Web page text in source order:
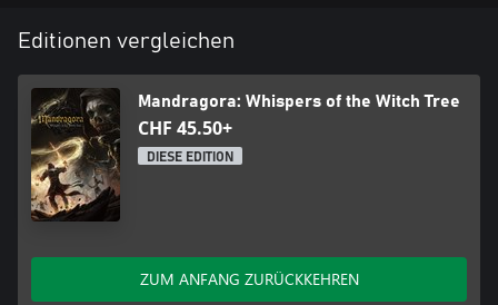
Editionen vergleichen
Mandragora: Whispers of the Witch Tree
CHF 45.50+
DIESE EDITION
ZUM ANFANG ZURÜCKKEHREN